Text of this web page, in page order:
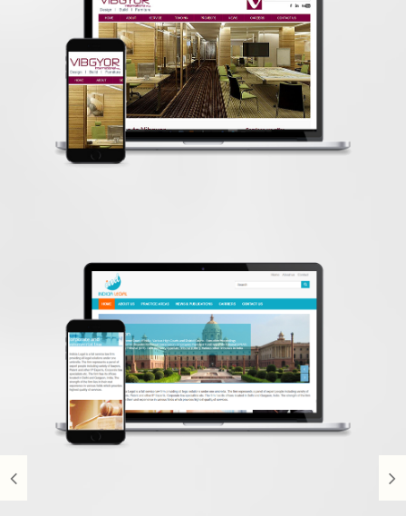
vibgyorworld.net
Content Management System
indicialegal
Hemsidedesign